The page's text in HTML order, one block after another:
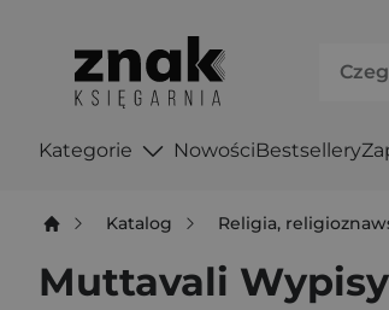
Kategorie NowościBestsellery
Katalog Religia,
Muttavali